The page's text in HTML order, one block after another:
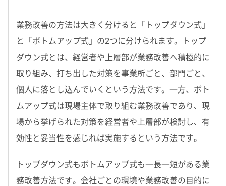
業務改善の方法は大きく分けると「トップダウン式」
と「ボトムアップ式」の2つに分けられます。トップ
ダウン式とは、経営者や上層部が業務改善へ積極的に
取り組み、打ち出した対策を事業所ごと、部門ごと、
個人に落とし込んでいくという方法です。一方、ボト
ムアップ式は現場主体で取り組む業務改善であり、現
場から挙げられた対策を経営者や上層部が検討し、有
効性と妥当性を感じれば実施するという方法です。
トップダウン式もボトムアップ式も一長一短がある業
務改善方法です。会社ごとの環境や業務改善の目的に